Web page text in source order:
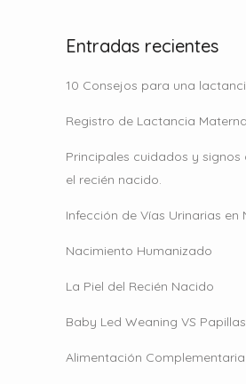
Entradas recientes
10 Consejos para una
Registro de Lactancia Materna
Principales cuidados y signos
el recién nacido.
Infección de Vías Urinarias en
Nacimiento Humanizado
La Piel del Recién Nacido
Baby Led Weaning VS Papillas
Alimentación Complementaria